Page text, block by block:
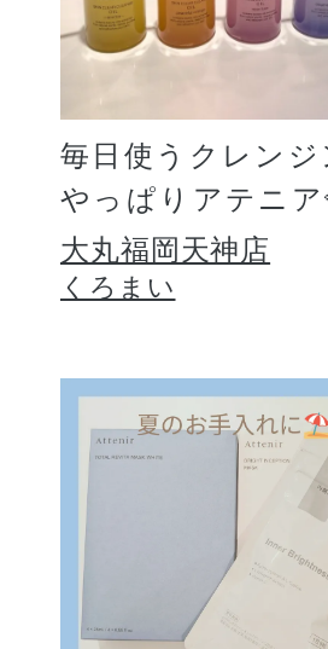
毎日使うクレンジ
やっぱりアテニア
大丸福岡天神店
くろまい